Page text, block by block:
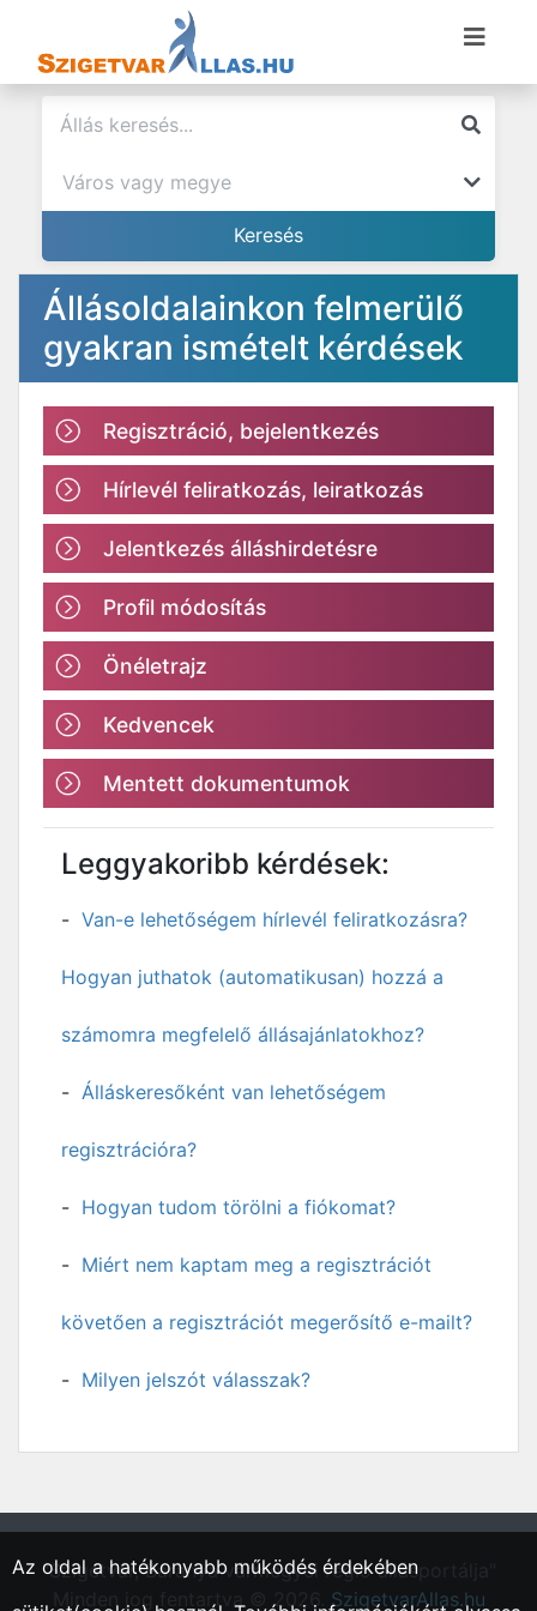
Állásoldalainkon felmerülő
gyakran ismételt kérdések
Regisztráció, bejelentkezés
Hírlevél feliratkozás, leiratkozás
Jelentkezés álláshirdetésre
Profil módosítás
Önéletrajz
Kedvencek
Mentett dokumentumok
Leggyakoribb kérdések:
Van-e lehetőségem hírlevél feliratkozásra?
Hogyan juthatok (automatikusan) hozzá a
számomra megfelelő állásajánlatokhoz?
Álláskeresőként van lehetőségem
regisztrációra?
Hogyan tudom törölni a fiókomat?
Miért nem kaptam meg a regisztrációt
követően a regisztrációt megerősítő e-mailt?
Milyen jelszót válasszak?
"Szigetvár, Baranya vármegyei régió állásportálja"
Minden jog fentartva © 2026. SzigetvarAllas.hu
Az oldal a hatékonyabb működés érdekében